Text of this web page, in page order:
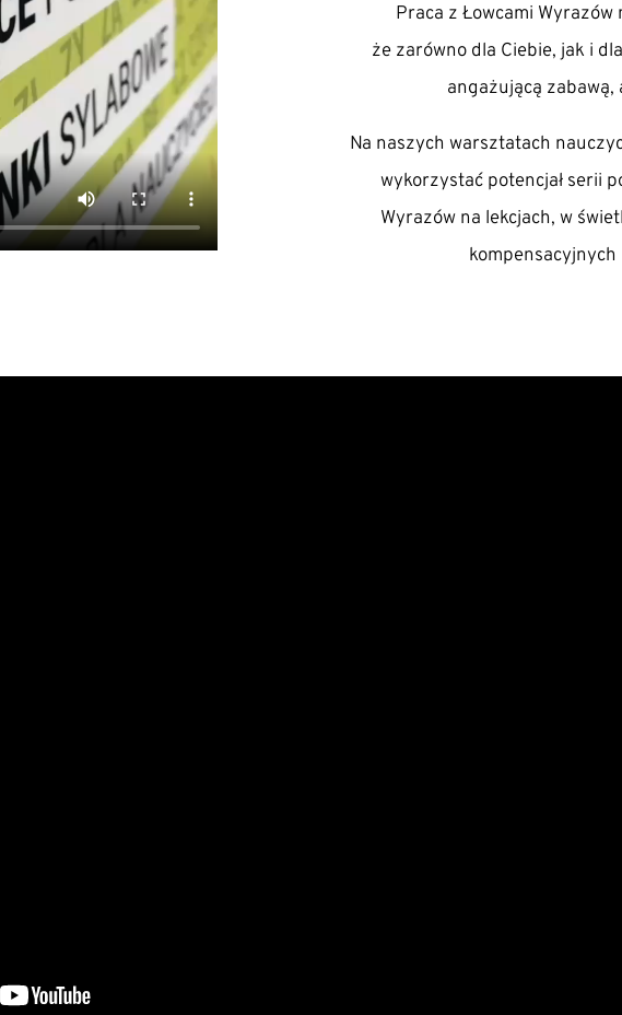
Praca z Łowcami
że zarówno dla Ciebie, jak i
angażującą
Na naszych warsztatach
wykorzystać potencjał serii
Wyrazów na lekcjach, w